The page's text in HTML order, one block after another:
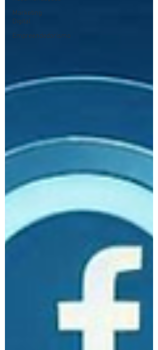
Marketing
Digital
Empreendedorismo